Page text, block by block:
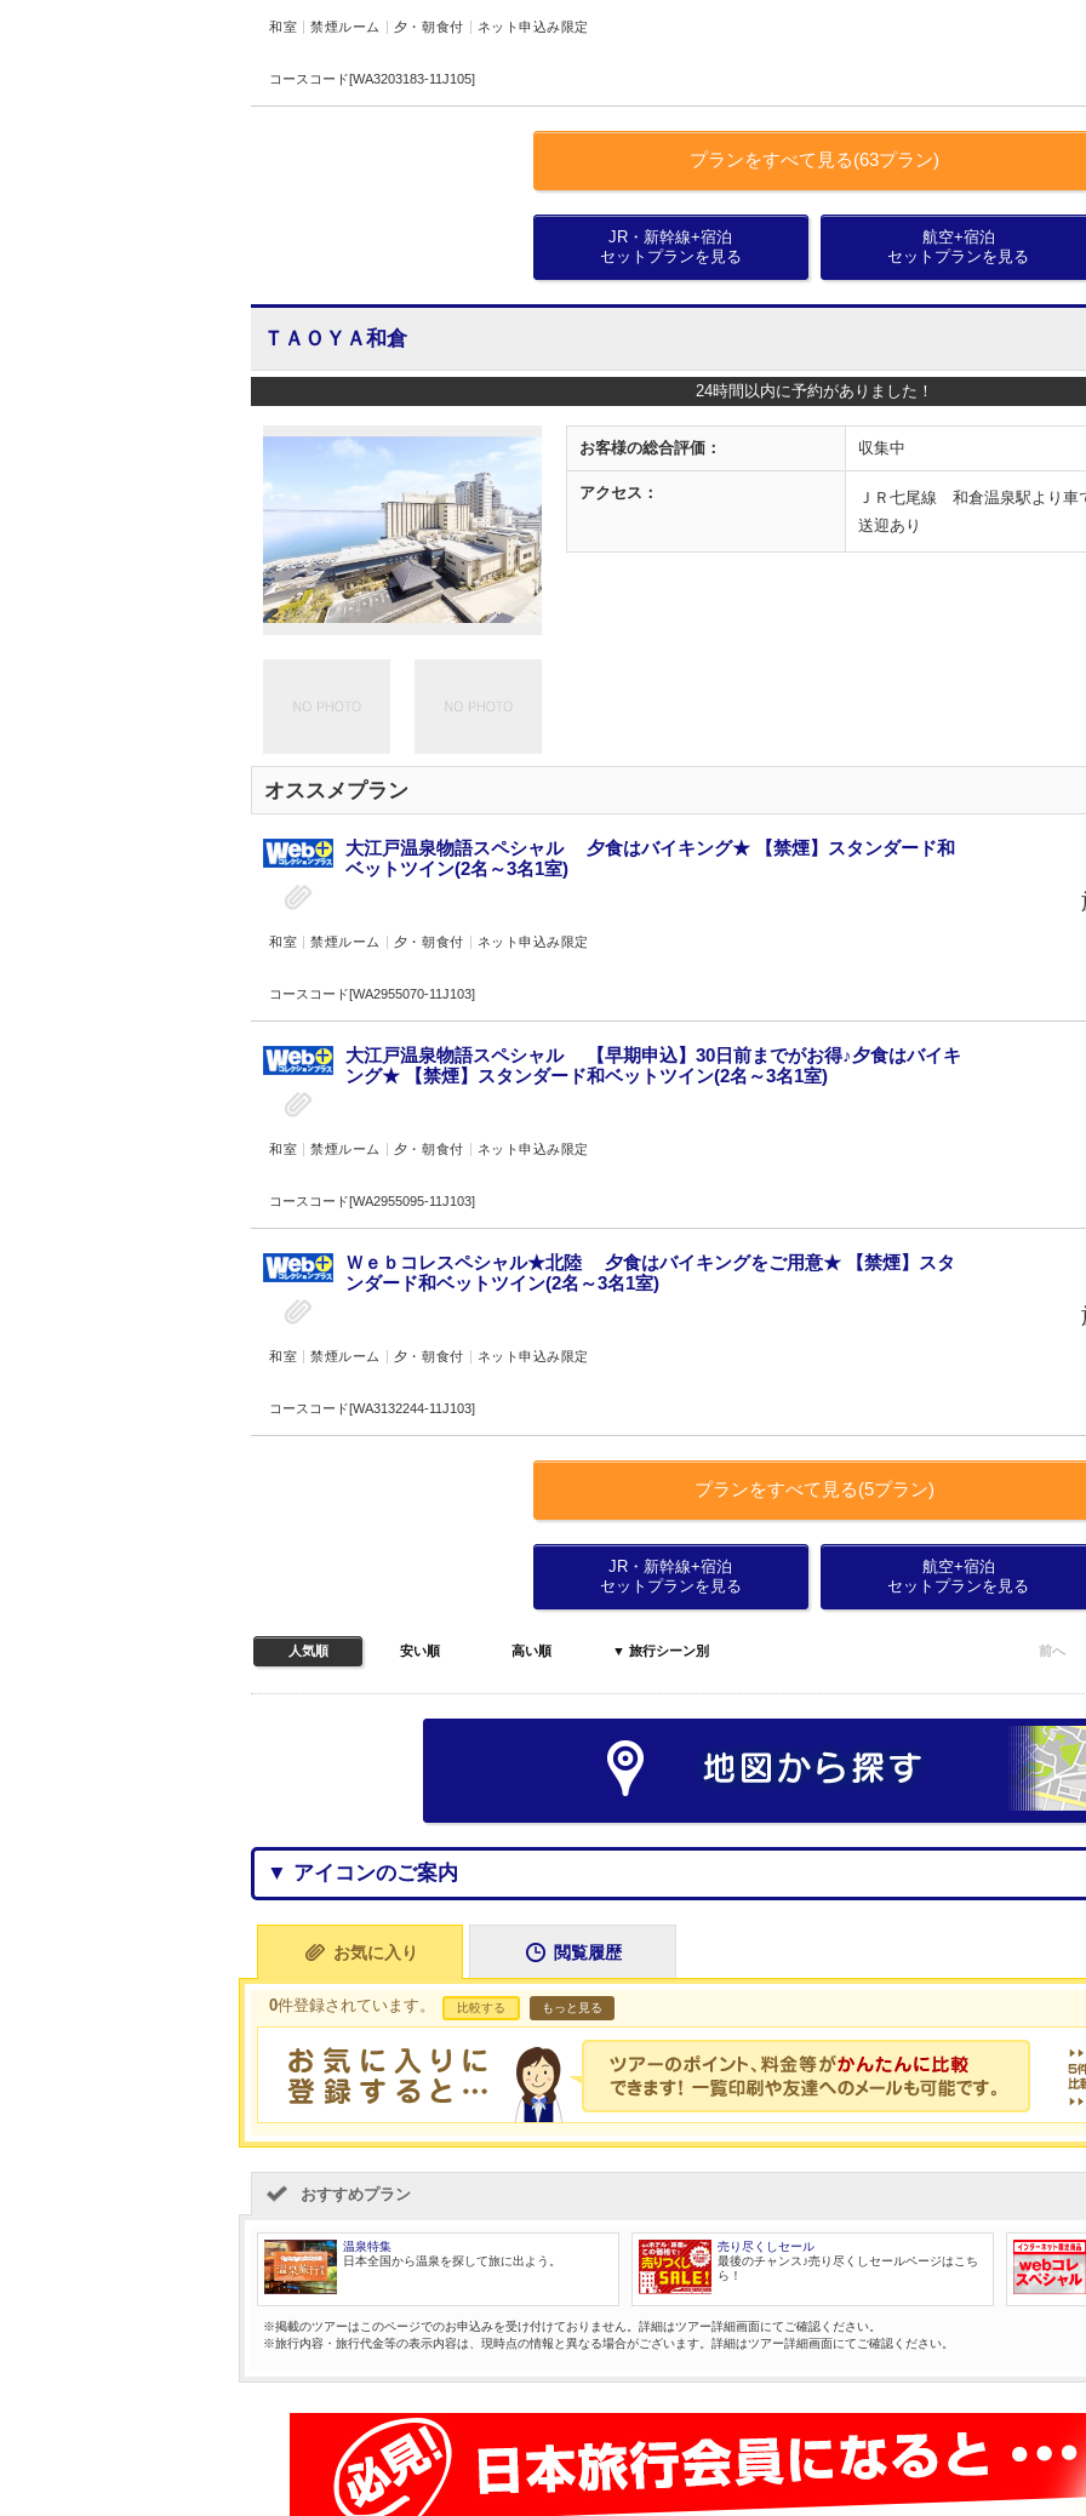
和室 禁煙ルーム 夕・朝食付 ネット申込み限定
コースコード[WA3203183-11J105]
プランをすべて見る(63プラン)
JR・新幹線+宿泊
セットプランを見る
航空+宿泊
セットプランを見る
ＴＡＯＹＡ和倉
24時間以内に予約がありました！
お客様の総合評価： 収集中
アクセス：
ＪＲ七尾線 和倉温泉駅より車
送迎あり
オススメプラン
大江戸温泉物語スペシャル 夕食はバイキング★ 【禁煙】スタンダード和
ベットツイン(2名～3名1室)
和室 禁煙ルーム 夕・朝食付 ネット申込み限定
コースコード[WA2955070-11J103]
大江戸温泉物語スペシャル 【早期申込】30日前までがお得♪夕食はバイキ
ング★ 【禁煙】スタンダード和ベットツイン(2名～3名1室)
和室 禁煙ルーム 夕・朝食付 ネット申込み限定
コースコード[WA2955095-11J103]
Ｗｅｂコレスペシャル★北陸 夕食はバイキングをご用意★ 【禁煙】スタ
ンダード和ベットツイン(2名～3名1室)
和室 禁煙ルーム 夕・朝食付 ネット申込み限定
コースコード[WA3132244-11J103]
プランをすべて見る(5プラン)
JR・新幹線+宿泊
セットプランを見る
航空+宿泊
セットプランを見る
人気順 安い順 高い順 ▼ 旅行シーン別 前へ
▼ アイコンのご案内
お気に入り 閲覧履歴
0件登録されています。 比較する もっと見る
おすすめプラン
温泉特集
日本全国から温泉を探して旅に出よう。
売り尽くしセール
最後のチャンス♪売り尽くしセールページはこち
ら！
※掲載のツアーはこのページでのお申込みを受け付けておりません。詳細はツアー詳細画面にてご確認ください。
※旅行内容・旅行代金等の表示内容は、現時点の情報と異なる場合がございます。詳細はツアー詳細画面にてご確認ください。